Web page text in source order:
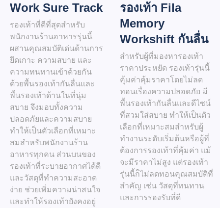
Work Sure Track
รองเท้าที่ดีที่สุดสำหรับ
พนักงานร้านอาหารรุ่นนี้
ผสานคุณสมบัติเด่นด้านการ
ยึดเกาะ ความสบาย และ
ความทนทานเข้าด้วยกัน
ด้วยพื้นรองเท้ากันลื่นและ
พื้นรองเท้าด้านในที่นุ่ม
สบาย จึงมอบทั้งความ
ปลอดภัยและความสบาย
ทำให้เป็นตัวเลือกที่เหมาะ
สมสำหรับพนักงานร้าน
อาหารทุกคน ส่วนบนของ
รองเท้าที่ระบายอากาศได้ดี
และวัสดุที่ทำความสะอาด
ง่าย ช่วยเพิ่มความน่าสนใจ
และทำให้รองเท้ายังคงอยู่
รองเท้า Fila
Memory
Workshift กันลื่น
สำหรับผู้ที่มองหารองเท้า
ราคาประหยัด รองเท้ารุ่นนี้
คุ้มค่าคุ้มราคาโดยไม่ลด
ทอนเรื่องความปลอดภัย มี
พื้นรองเท้ากันลื่นและดีไซน์
ที่สวมใส่สบาย ทำให้เป็นตัว
เลือกที่เหมาะสมสำหรับผู้
ทำงานระดับเริ่มต้นหรือผู้ที่
ต้องการรองเท้าที่คุ้มค่า แม้
จะมีราคาไม่สูง แต่รองเท้า
รุ่นนี้ก็ไม่ลดทอนคุณสมบัติที่
สำคัญ เช่น วัสดุที่ทนทาน
และการรองรับที่ดี